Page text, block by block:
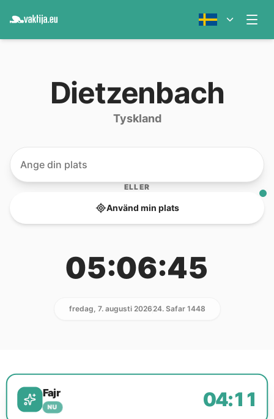
Dietzenbach
Tyskland
ELLER
Använd min plats
05:06:45
fredag, 7. augusti 202624. Safar 1448
Fajr
NU 04:11